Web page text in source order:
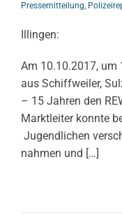
Pressemitteilung,
Illingen:
Am 10.10.2017, um
aus Schiffweiler,
– 15 Jahren den
Marktleiter konnte
Jugendlichen
nahmen und […]